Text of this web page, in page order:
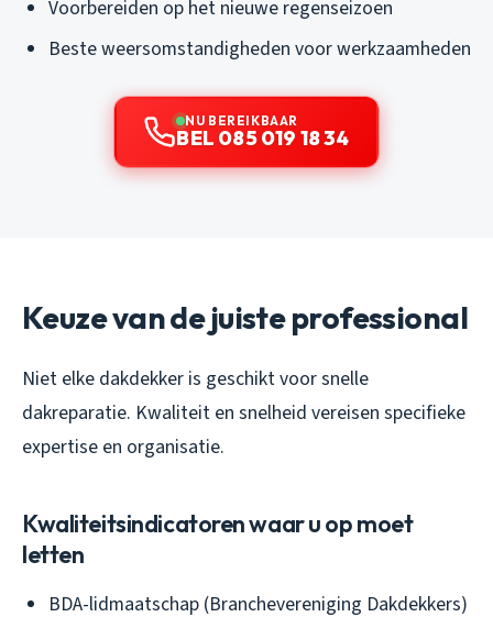
Voorbereiden op het nieuwe regenseizoen
Beste weersomstandigheden voor werkzaamheden
NU BEREIKBAAR
BEL 085 019 18 34
Keuze van de juiste professional
Niet elke dakdekker is geschikt voor snelle
dakreparatie. Kwaliteit en snelheid vereisen specifieke
expertise en organisatie.
Kwaliteitsindicatoren waar u op moet
letten
BDA-lidmaatschap (Branchevereniging Dakdekkers)